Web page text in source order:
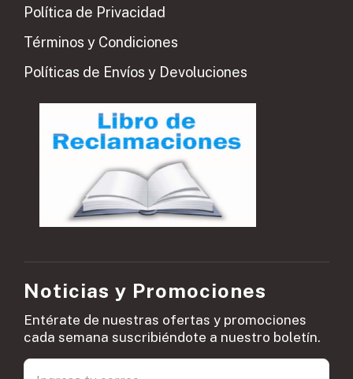
Política de Privacidad
Términos y Condiciones
Políticas de Envíos y Devoluciones
Noticias y Promociones
Entérate de nuestras ofertas y promociones
cada semana suscribiéndote a nuestro boletín.